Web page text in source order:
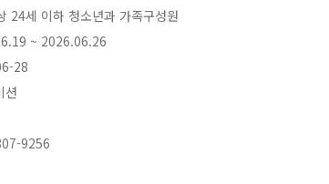
24세 이하 청소년과 가족구성원
~ 2026.06.26
28
션
9256